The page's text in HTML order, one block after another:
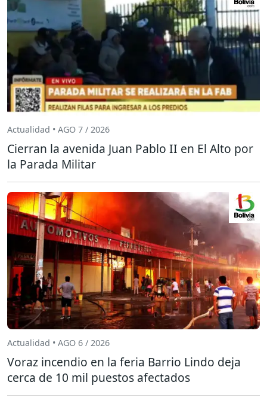
Actualidad • AGO 7 / 2026
Cierran la avenida Juan Pablo II en El Alto por
la Parada Militar
Actualidad • AGO 6 / 2026
Voraz incendio en la feria Barrio Lindo deja
cerca de 10 mil puestos afectados